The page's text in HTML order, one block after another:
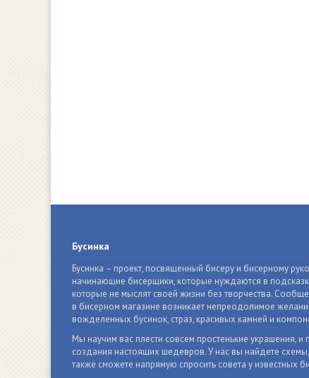
Бусинка
Бусинка – проект, посвященный бисеру и бисерному
начинающие бисерщики, которые нуждаются в
которые не мыслят своей жизни без творчества.
в бисерном магазине возникает непреодолимое
вожделенных бусинок, страз, красивых камней и
Мы научим вас плести совсем простенькие украшения,
создания настоящих шедевров. У нас вы найдете
также сможете напрямую спросить совета у известных